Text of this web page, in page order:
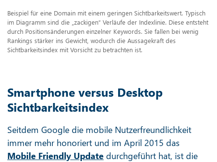
Beispiel für eine Domain mit einem geringen Sichtbarkeitswert. Typisch
im Diagramm sind die „zackigen“ Verläufe der Indexlinie. Diese entsteht
durch Positionsänderungen einzelner Keywords. Sie fallen bei wenig
Rankings stärker ins Gewicht, wodurch die Aussagekraft des
Sichtbarkeitsindex mit Vorsicht zu betrachten ist.
Smartphone versus Desktop
Sichtbarkeitsindex
Seitdem Google die mobile Nutzerfreundlichkeit
immer mehr honoriert und im April 2015 das
Mobile Friendly Update durchgeführt hat, ist die